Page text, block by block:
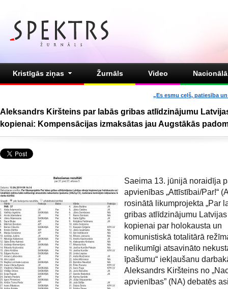
Kristīgās ziņas Žurnāls Video
„Es esmu ceļš, patiesība
Aleksandrs Kiršteins par labās gribas atlīdzinājumu
kopienai: Kompensācijas izmaksātas jau Augstākās
Saeima 13. jūnijā noraidīja
apvienības „Attīstībai/Par!“
rosinātā likumprojekta „Par
gribas atlīdzinājumu
kopienai par holokausta un
komunistiskā totalitārā
nelikumīgi atsavināto
īpašumu“ iekļaušanu
Aleksandrs Kiršteins no
apvienības” (NA) debatēs